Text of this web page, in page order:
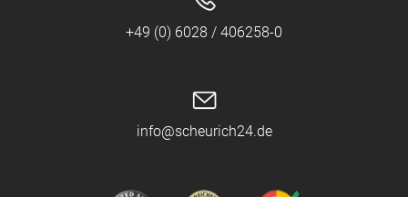
+49 (0) 6028 / 406258-0
info@scheurich24.de